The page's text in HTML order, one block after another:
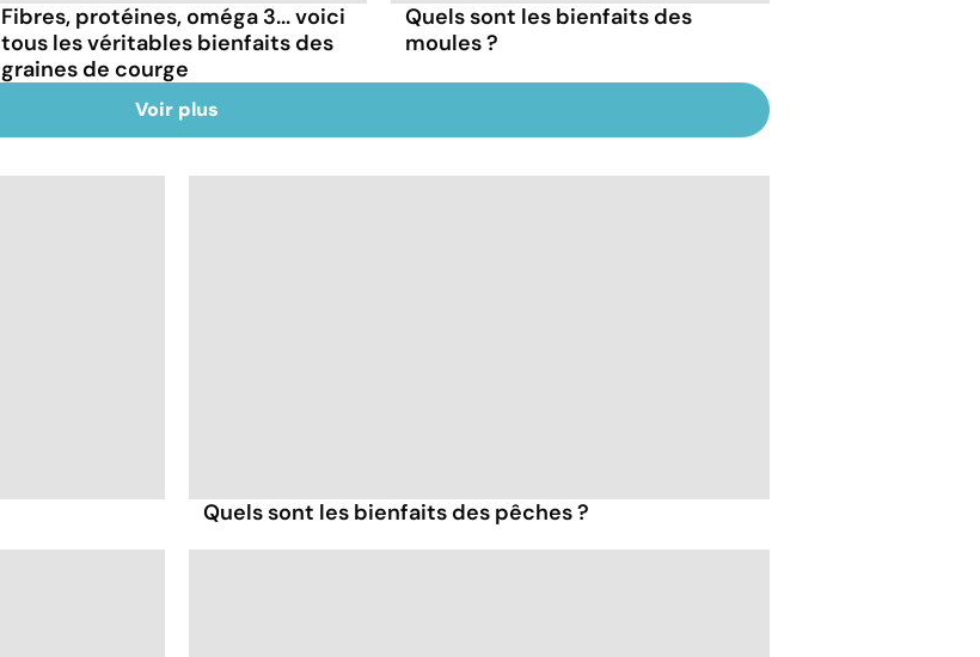
Fibres, protéines, oméga 3... voici
tous les véritables bienfaits des
graines de courge
Quels sont les bienfaits des
moules ?
Voir plus
Quels sont les bienfaits des pêches ?